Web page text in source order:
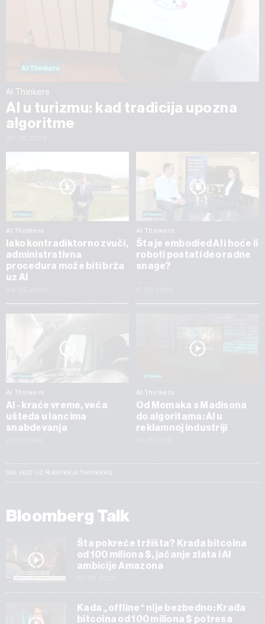
AI Thinkers
AI u turizmu: kad tradicija upozna
algoritme
AI Thinkers
Iako kontradiktorno zvuči,
administrativna
procedura može biti brža
uz AI
AI Thinkers
Šta je embodied AI i hoće li
roboti postati deo radne
snage?
AI Thinkers
AI - kraće vreme, veća
ušteda u lancima
snabdevanja
AI Thinkers
Od Momaka s Madisona
do algoritama: AI u
reklamnoj industriji
SVE VESTI IZ RUBRIKE AI THINKERS
Bloomberg Talk
Šta pokreće tržišta? Krađa bitcoina
od 100 miliona $, jačanje zlata i AI
ambicije Amazona
Kada „offline“ nije bezbedno: Krađa
bitcoina od 100 miliona $ potresa